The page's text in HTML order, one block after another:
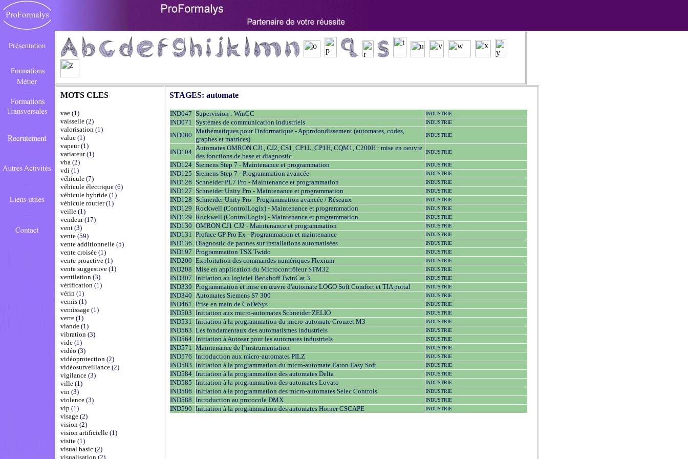
MOTS CLES
vae (1)
vaisselle (2)
valorisation (1)
value (1)
vapeur(1)
variateur(1)
vba (2)
vdi (1)
véhicule (7)
véhicule électrique (6)
véhicule hybride (1)
véhicule routier(1)
veille (1)
vendeur(17)
vent (3)
vente (59)
vente additionnelle (5)
vente croisée (1)
vente proactive (1)
vente suggestive (1)
ventilation (3)
vérification (1)
vérin (1)
vernis (1)
vernissage (1)
verre (1)
viande (1)
vibration (3)
vide (1)
vidéo (3)
vidéoprotection (2)
vidéosurveillance (2)
vigilance (3)
ville (1)
vin (3)
violence (3)
vip (1)
visage (2)
vision (2)
vision artificielle (1)
visite (1)
visual basic (2)
visualisation (2)
STAGES: automate
IND047 Supervision : WinCC INDUSTRIE
IND071 Systèmes de communication industriels INDUSTRIE
IND080
Mathématiques pour l'informatique - Approfondissement (automates, codes,
graphes et matrices)
INDUSTRIE
IND104
Automates OMRON CJ1, CJ2, CS1, CP1L, CP1H, CQM1, C200H : mise en oeuvre
des fonctions de base et diagnostic
INDUSTRIE
IND124 Siemens Step 7 - Maintenance et programmation INDUSTRIE
IND125 Siemens Step 7 - Programmation avancée INDUSTRIE
IND126 Schneider PL7 Pro - Maintenance et programmation INDUSTRIE
IND127 Schneider Unity Pro - Maintenance et programmation INDUSTRIE
IND128 Schneider Unity Pro - Programmation avancée / Réseaux INDUSTRIE
IND129 Rockwell (ControlLogix) - Maintenance et programmation INDUSTRIE
IND129 Rockwell (ControlLogix) - Maintenance et programmation INDUSTRIE
IND130 OMRON CJ1 CJ2 - Maintenance et programmation INDUSTRIE
IND131 Proface GP Pro Ex - Programmation et maintenance INDUSTRIE
IND136 Diagnostic de pannes sur installations automatisées INDUSTRIE
IND197 Programmation TSX Twido INDUSTRIE
IND200 Exploitation des commandes numériques Flexium INDUSTRIE
IND208 Mise en application du Microcontrôleur STM32 INDUSTRIE
IND307 Initiation au logiciel Beckhoff TwinCat 3 INDUSTRIE
IND339 Programmation et mise en œuvre d'automate LOGO Soft Comfort et TIA portal INDUSTRIE
IND340 Automates Siemens S7 300 INDUSTRIE
IND461 Prise en main de CoDeSys INDUSTRIE
IND503 Initiation aux micro-automates Schneider ZELIO INDUSTRIE
IND531 Initiation à la programmation du micro-automate Crouzet M3 INDUSTRIE
IND563 Les fondamentaux des automatismes industriels INDUSTRIE
IND564 Initiation à Autosar pour les automates industriels INDUSTRIE
IND571 Maintenance de l’instrumentation INDUSTRIE
IND576 Introduction aux micro-automates PILZ INDUSTRIE
IND583 Initiation à la programmation du micro-automate Eaton Easy Soft INDUSTRIE
IND584 Initiation à la programmation des automates Delta INDUSTRIE
IND585 Initiation à la programmation des automates Lovato INDUSTRIE
IND586 Initiation à la programmation des micro-automates Selec Controls INDUSTRIE
IND588 Introduction au protocole DMX INDUSTRIE
IND590 Initiation à la programmation des automates Horner CSCAPE INDUSTRIE